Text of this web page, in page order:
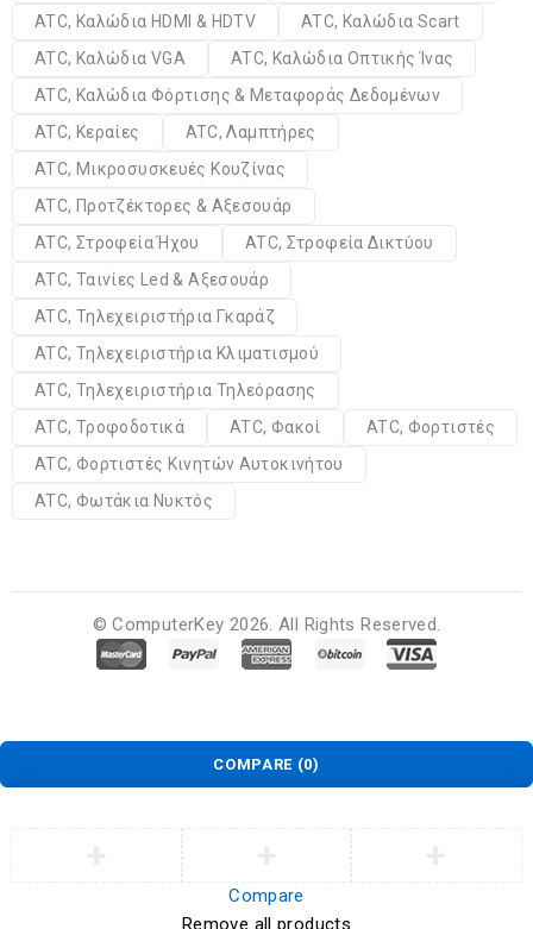
ATC, Καλώδια HDMI & HDTV
ATC, Καλώδια Scart
ATC, Καλώδια VGA
ATC, Καλώδια Οπτικής Ίνας
ATC, Καλώδια Φόρτισης & Μεταφοράς Δεδομένων
ATC, Κεραίες
ATC, Λαμπτήρες
ATC, Μικροσυσκευές Κουζίνας
ATC, Προτζέκτορες & Αξεσουάρ
ATC, Στροφεία Ήχου
ATC, Στροφεία Δικτύου
ATC, Ταινίες Led & Αξεσουάρ
ATC, Τηλεχειριστήρια Γκαράζ
ATC, Τηλεχειριστήρια Κλιματισμού
ATC, Τηλεχειριστήρια Τηλεόρασης
ATC, Τροφοδοτικά
ATC, Φακοί
ATC, Φορτιστές
ATC, Φορτιστές Κινητών Αυτοκινήτου
ATC, Φωτάκια Νυκτός
© ComputerKey 2026. All Rights Reserved.
COMPARE (0)
Compare
Remove all products